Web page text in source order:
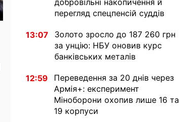
добровільні накопичення й
перегляд спецпенсій суддів
13:07
Золото зросло до 187 260 грн
за унцію: НБУ оновив курс
банківських металів
12:59
Переведення за 20 днів через
Армія+: експеримент
Міноборони охопив лише 16 та
19 корпуси